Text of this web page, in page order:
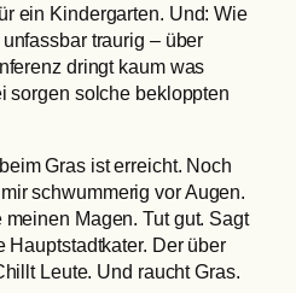
ein Kindergarten. Und: Wie
traurig – über
dringt kaum was
sorgen solche bekloppten
Gras ist erreicht. Noch
schwummerig vor Augen.
Magen. Tut gut. Sagt
Hauptstadtkater. Der über
Leute. Und raucht Gras.